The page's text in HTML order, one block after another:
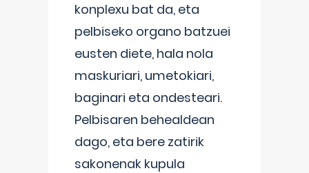
konplexu bat da, eta
pelbiseko organo batzuei
eusten diete, hala nola
maskuriari, umetokiari,
baginari eta ondesteari.
Pelbisaren behealdean
dago, eta bere zatirik
sakonenak kupula